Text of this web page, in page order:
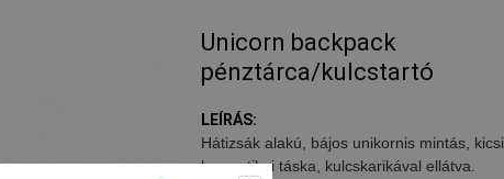
Unicorn backpack
pénztárca/kulcstartó
LEÍRÁS:
Hátizsák alakú, bájos unikornis mintás, kicsi
kozmetikai táska, kulcskarikával ellátva.